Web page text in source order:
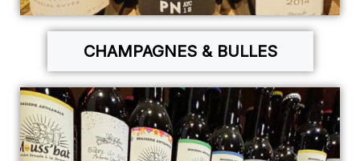
CHAMPAGNES & BULLES